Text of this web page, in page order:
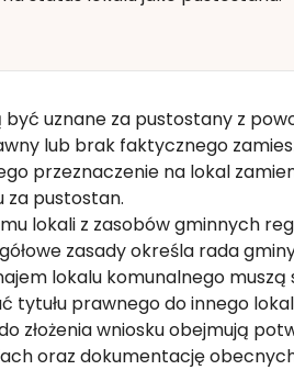
być uznane za pustostany z
lub brak faktycznego
przeznaczenie na lokal
za pustostan.
lokali z zasobów gminnych
zasady określa rada
lokalu komunalnego muszą
tytułu prawnego do innego
złożenia wniosku obejmują
oraz dokumentację